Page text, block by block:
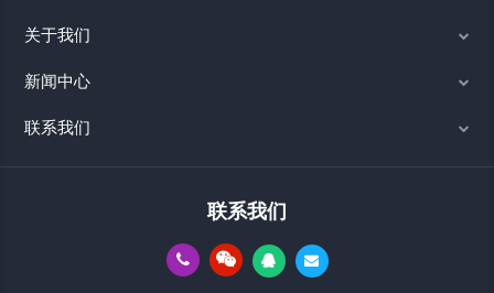
关于我们
新闻中心
联系我们
联系我们